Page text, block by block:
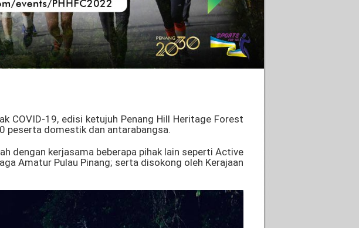
COVID-19, edisi ketujuh Penang Hill Heritage Forest
peserta domestik dan antarabangsa.
dengan kerjasama beberapa pihak lain seperti Active
Amatur Pulau Pinang; serta disokong oleh Kerajaan